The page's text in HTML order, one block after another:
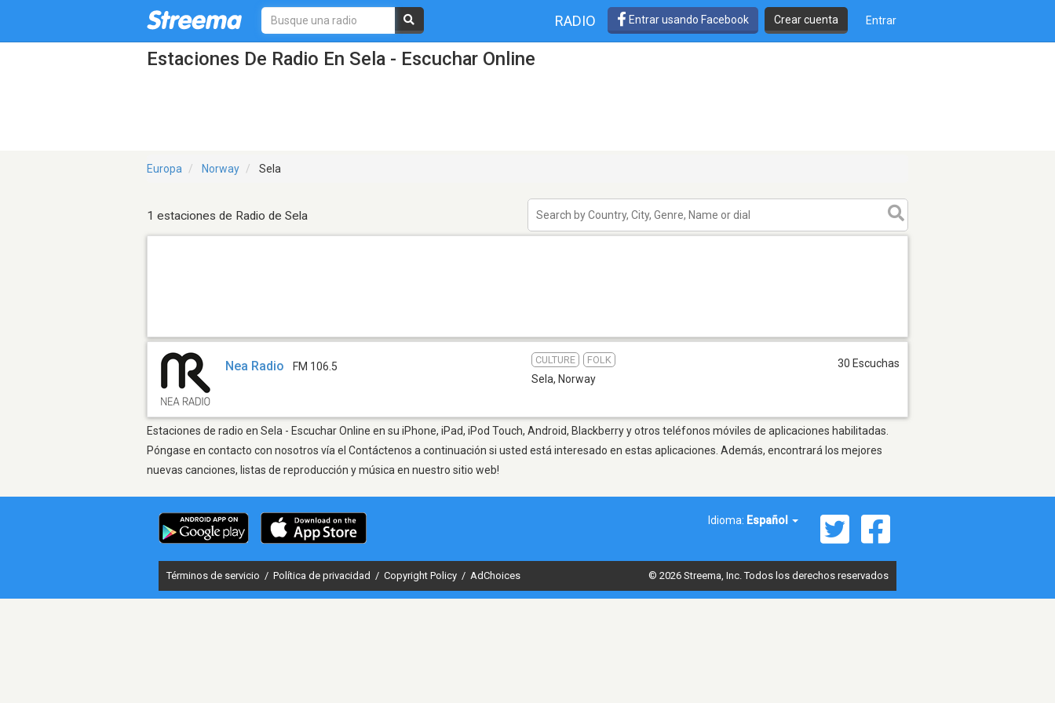
RADIO Entrar usando Facebook Crear cuenta Entrar
Estaciones De Radio En Sela - Escuchar Online
Europa Norway Sela
1 estaciones de Radio de Sela
Nea Radio FM 106.5
CULTURE FOLK
Sela, Norway
30 Escuchas
Estaciones de radio en Sela - Escuchar Online en su iPhone, iPad, iPod Touch, Android, Blackberry y otros teléfonos móviles de aplicaciones habilitadas.
Póngase en contacto con nosotros vía el Contáctenos a continuación si usted está interesado en estas aplicaciones. Además, encontrará los mejores
nuevas canciones, listas de reproducción y música en nuestro sitio web!
Idioma: Español
Términos de servicio / Política de privacidad / Copyright Policy / AdChoices © 2026 Streema, Inc. Todos los derechos reservados